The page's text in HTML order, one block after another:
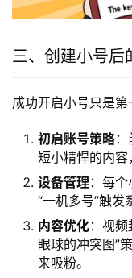
三、创建小号后
成功开启小号只是第
初启账号策略
短小精悍的内容
设备管理 ：每
“一机多号”触发
内容优化：视
眼球的冲突图”
来吸粉。